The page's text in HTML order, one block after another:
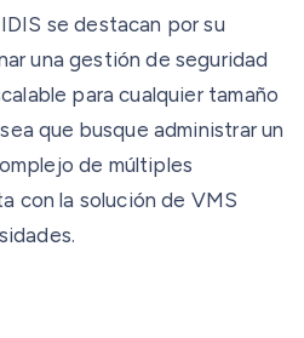
se destacan por su
una gestión de seguridad
para cualquier tamaño
que busque administrar un
de múltiples
con la solución de VMS